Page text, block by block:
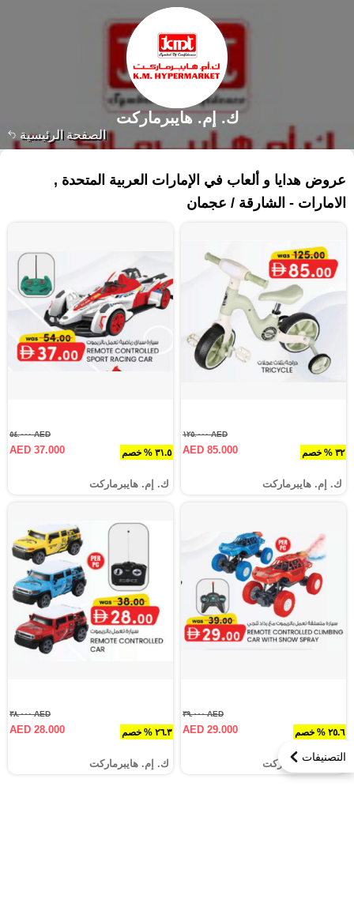
الصفحة الرئيسية
ك. إم. هايبرماركت
التصنيفات
عروض هدايا و ألعاب في الإمارات العربية المتحدة ,
الامارات - الشارقة / عجمان
٣٢ % خصم
AED ١٢٥.٠٠٠
AED 85.000
ك. إم. هايبرماركت
٣١.٥ % خصم
AED ٥٤.٠٠٠
AED 37.000
ك. إم. هايبرماركت
٢٥.٦ % خصم
AED ٣٩.٠٠٠
AED 29.000
ك. إم. هايبرماركت
٢٦.٣ % خصم
AED ٣٨.٠٠٠
AED 28.000
ك. إم. هايبرماركت